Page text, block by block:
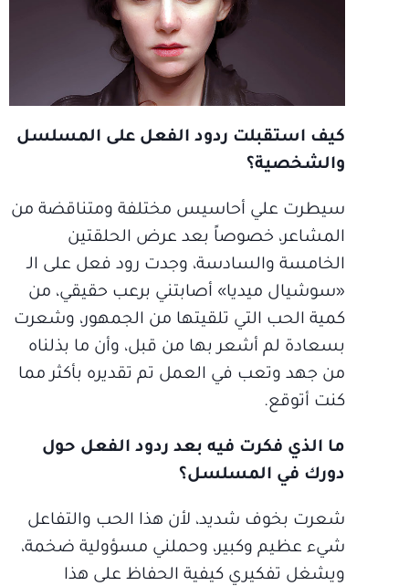
كيف استقبلت ردود الفعل على المسلسل
والشخصية؟
سيطرت علي أحاسيس مختلفة ومتناقضة من
المشاعر، خصوصاً بعد عرض الحلقتين
الخامسة والسادسة، وجدت رود فعل على الـ
«سوشيال ميديا» أصابتني برعب حقيقي، من
كمية الحب التي تلقيتها من الجمهور، وشعرت
بسعادة لم أشعر بها من قبل، وأن ما بذلناه
من جهد وتعب في العمل تم تقديره بأكثر مما
كنت أتوقع.
ما الذي فكرت فيه بعد ردود الفعل حول
دورك في المسلسل؟
شعرت بخوف شديد، لأن هذا الحب والتفاعل
شيء عظيم وكبير، وحملني مسؤولية ضخمة،
ويشغل تفكيري كيفية الحفاظ على هذا